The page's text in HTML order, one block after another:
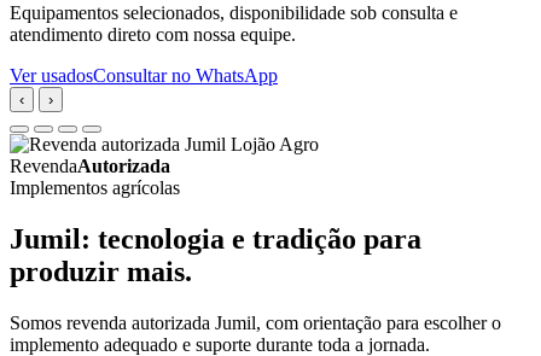
Equipamentos selecionados, disponibilidade sob consulta e
atendimento direto com nossa equipe.
Ver usadosConsultar no WhatsApp
‹ ›
RevendaAutorizada
Implementos agrícolas
Jumil: tecnologia e tradição para
produzir mais.
Somos revenda autorizada Jumil, com orientação para escolher o
implemento adequado e suporte durante toda a jornada.